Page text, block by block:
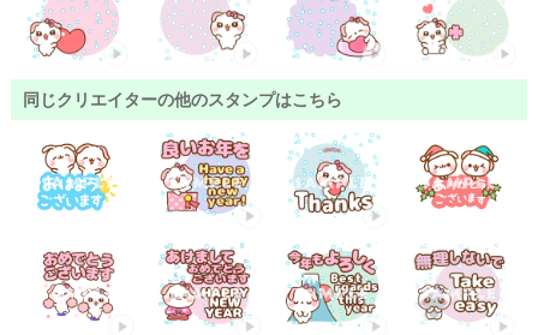
同じクリエイターの他のスタンプはこちら